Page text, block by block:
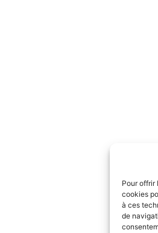
Pour offrir
cookies
à ces
de